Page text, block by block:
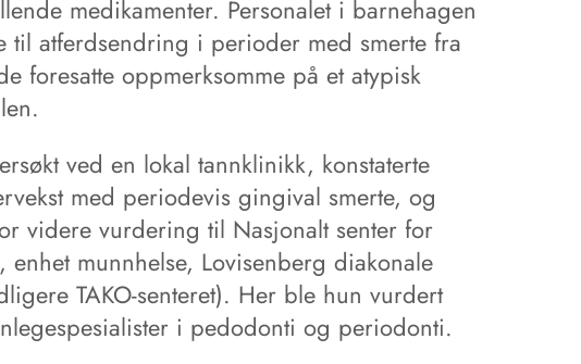
medikamenter. Personalet i barnehagen
til atferdsendring i perioder med smerte fra
foresatte oppmerksomme på et atypisk
ved en lokal tannklinikk, konstaterte
med periodevis gingival smerte, og
videre vurdering til Nasjonalt senter for
enhet munnhelse, Lovisenberg diakonale
TAKO-senteret). Her ble hun vurdert
i pedodonti og periodonti.